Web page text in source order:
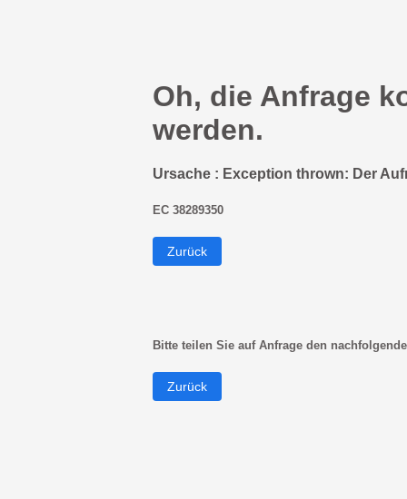
Oh, die Anfrage
werden.
Ursache : Exception thrown: Der
EC 38289350
Zurück
Bitte teilen Sie auf Anfrage den
Zurück